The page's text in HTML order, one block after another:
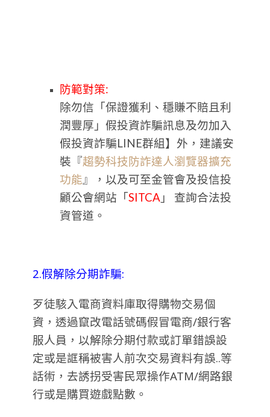
防範對策:
除勿信「保證獲利、穩賺不賠且利
潤豐厚」假投資詐騙訊息及勿加入
假投資詐騙LINE群組】外，建議安
裝『趨勢科技防詐達人瀏覽器擴充
功能 』，以及可至金管會及投信投
顧公會網站「SITCA 」 查詢合法投
資管道。
2.假解除分期詐騙:
歹徒駭入電商資料庫取得購物交易個
資，透過竄改電話號碼假冒電商/銀行客
服人員，以解除分期付款或訂單錯誤設
定或是誆稱被害人前次交易資料有誤..等
話術，去誘拐受害民眾操作ATM/網路銀
行或是購買遊戲點數。